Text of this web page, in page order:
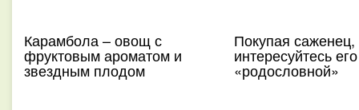
Карамбола – овощ с
фруктовым ароматом и
звездным плодом
Покупая саженец,
интересуйтесь его
«родословной»